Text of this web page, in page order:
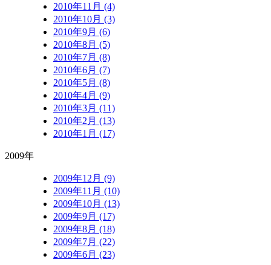
2010年11月 (4)
2010年10月 (3)
2010年9月 (6)
2010年8月 (5)
2010年7月 (8)
2010年6月 (7)
2010年5月 (8)
2010年4月 (9)
2010年3月 (11)
2010年2月 (13)
2010年1月 (17)
2009年
2009年12月 (9)
2009年11月 (10)
2009年10月 (13)
2009年9月 (17)
2009年8月 (18)
2009年7月 (22)
2009年6月 (23)